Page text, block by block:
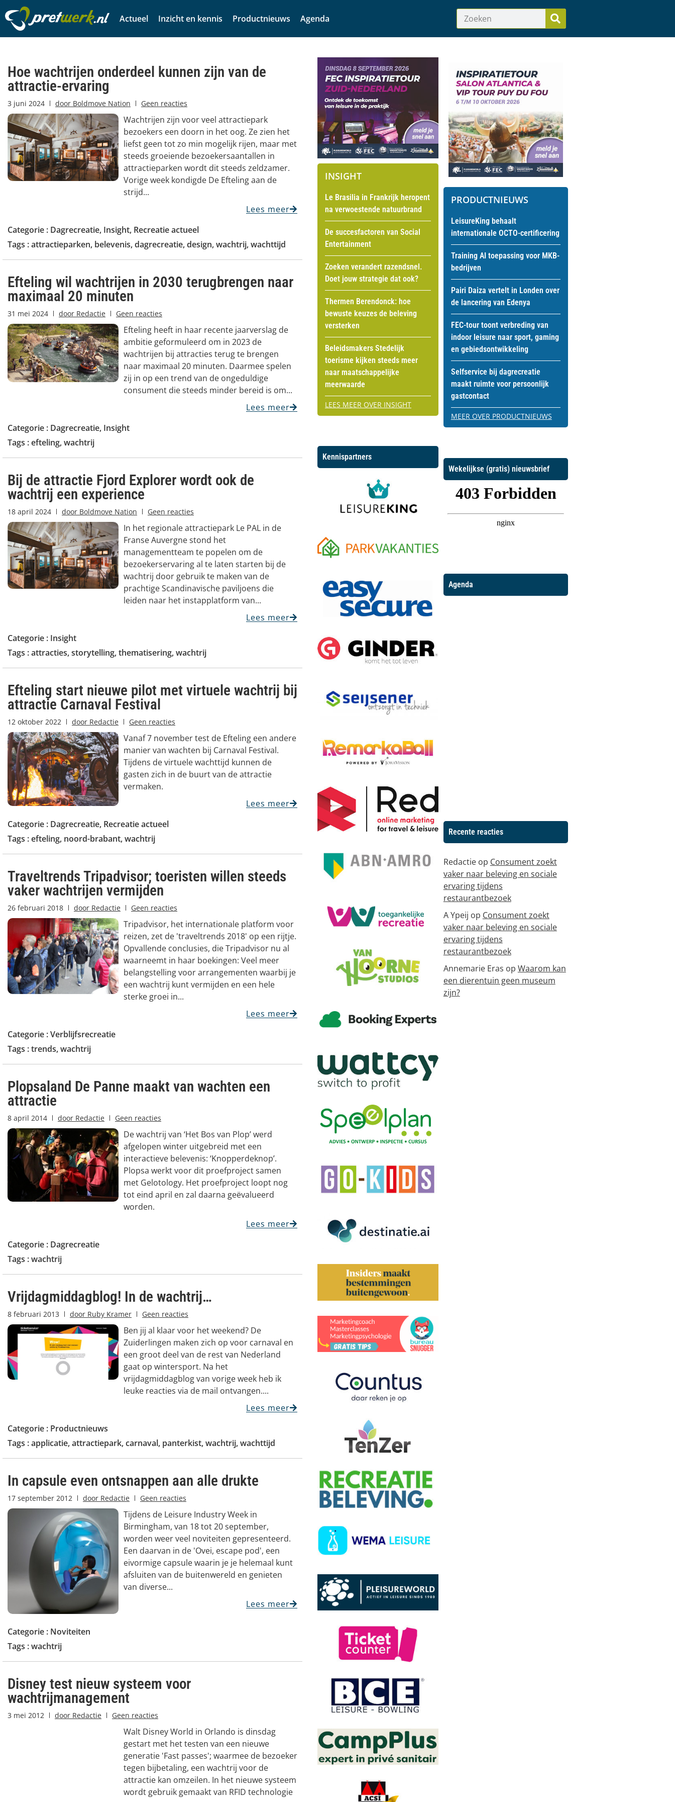
Actueel Inzicht en kennis Productnieuws Agenda
Hoe wachtrijen onderdeel kunnen zijn van de
attractie-ervaring
3 juni 2024 door Boldmove Nation Geen reacties
Wachtrijen zijn voor veel attractiepark
bezoekers een doorn in het oog. Ze zien het
liefst geen tot zo min mogelijk rijen, maar met
steeds groeiende bezoekersaantallen in
attractieparken wordt dit steeds zeldzamer.
Vorige week kondigde De Efteling aan de
strijd...
Lees meer
Categorie : Dagrecreatie, Insight, Recreatie actueel
Tags :attractieparken, belevenis,dagrecreatie,design,wachtrij,wachttijd
Efteling wil wachtrijen in 2030 terugbrengen naar
maximaal 20 minuten
31 mei 2024 door Redactie Geen reacties
Efteling heeft in haar recente jaarverslag de
ambitie geformuleerd om in 2023 de
wachtrijen bij attracties terug te brengen
naar maximaal 20 minuten. Daarmee spelen
zij in op een trend van de ongeduldige
consument die steeds minder bereid is om...
Lees meer
Categorie : Dagrecreatie, Insight
Tags :efteling,wachtrij
Bij de attractie Fjord Explorer wordt ook de
wachtrij een experience
18 april 2024 door Boldmove Nation Geen reacties
In het regionale attractiepark Le PAL in de
Franse Auvergne stond het
managementteam te popelen om de
bezoekerservaring al te laten starten bij de
wachtrij door gebruik te maken van de
prachtige Scandinavische paviljoens die
leiden naar het instapplatform van...
Lees meer
Categorie : Insight
Tags :attracties,storytelling,thematisering,wachtrij
Efteling start nieuwe pilot met virtuele wachtrij bij
attractie Carnaval Festival
12 oktober 2022 door Redactie Geen reacties
Vanaf 7 november test de Efteling een andere
manier van wachten bij Carnaval Festival.
Tijdens de virtuele wachttijd kunnen de
gasten zich in de buurt van de attractie
vermaken.
Lees meer
Categorie : Dagrecreatie, Recreatie actueel
Tags :efteling, noord-brabant,wachtrij
Traveltrends Tripadvisor; toeristen willen steeds
vaker wachtrijen vermijden
26 februari 2018 door Redactie Geen reacties
Tripadvisor, het internationale platform voor
reizen, zet de 'traveltrends 2018' op een rijtje.
Opvallende conclusies, die Tripadvisor nu al
waarneemt in haar boekingen: Veel meer
belangstelling voor arrangementen waarbij je
een wachtrij kunt vermijden en een hele
sterke groei in...
Lees meer
Categorie :Verblijfsrecreatie
Tags :trends,wachtrij
Plopsaland De Panne maakt van wachten een
attractie
8 april 2014 door Redactie Geen reacties
De wachtrij van ‘Het Bos van Plop’ werd
afgelopen winter uitgebreid met een
interactieve belevenis: ‘Knopperdeknop’.
Plopsa werkt voor dit proefproject samen
met Gelotology. Het proefproject loopt nog
tot eind april en zal daarna geëvalueerd
worden.
Lees meer
Categorie : Dagrecreatie
Tags :wachtrij
Vrijdagmiddagblog! In de wachtrij…
8 februari 2013 door Ruby Kramer Geen reacties
Ben jij al klaar voor het weekend? De
Zuiderlingen maken zich op voor carnaval en
een groot deel van de rest van Nederland
gaat op wintersport. Na het
vrijdagmiddagblog van vorige week heb ik
leuke reacties via de mail ontvangen....
Lees meer
Categorie : Productnieuws
Tags :applicatie,attractiepark,carnaval, panterkist,wachtrij,wachttijd
In capsule even ontsnappen aan alle drukte
17 september 2012 door Redactie Geen reacties
Tijdens de Leisure Industry Week in
Birmingham, van 18 tot 20 september,
worden weer veel noviteiten gepresenteerd.
Een daarvan in de 'Ovei, escape pod', een
eivormige capsule waarin je je helemaal kunt
afsluiten van de buitenwereld en genieten
van diverse...
Lees meer
Categorie : Noviteiten
Tags :wachtrij
Disney test nieuw systeem voor
wachtrijmanagement
3 mei 2012 door Redactie Geen reacties
Walt Disney World in Orlando is dinsdag
gestart met het testen van een nieuwe
generatie 'Fast passes'; waarmee de bezoeker
tegen bijbetaling, een wachtrij voor de
attractie kan omzeilen. In het nieuwe systeem
wordt gebruik gemaakt van RFID technologie
INSIGHT
Le Brasilia in Frankrijk heropent
na verwoestende natuurbrand
De succesfactoren van Social
Entertainment
Zoeken verandert razendsnel.
Doet jouw strategie dat ook?
Thermen Berendonck: hoe
bewuste keuzes de beleving
versterken
Beleidsmakers Stedelijk
toerisme kijken steeds meer
naar maatschappelijke
meerwaarde
LEES MEER OVER INSIGHT
Kennispartners
PRODUCTNIEUWS
LeisureKing behaalt
internationale OCTO-certificering
Training AI toepassing voor MKB-
bedrijven
Pairi Daiza vertelt in Londen over
de lancering van Edenya
FEC-tour toont verbreding van
indoor leisure naar sport, gaming
en gebiedsontwikkeling
Selfservice bij dagrecreatie
maakt ruimte voor persoonlijk
gastcontact
MEER OVER PRODUCTNIEUWS
Wekelijkse (gratis) nieuwsbrief
Agenda
Recente reacties
Redactieop Consument zoekt
vaker naar beleving en sociale
ervaring tijdens
restaurantbezoek
A Ypeij op Consument zoekt
vaker naar beleving en sociale
ervaring tijdens
restaurantbezoek
Annemarie Eras op Waarom kan
een dierentuin geen museum
zijn?